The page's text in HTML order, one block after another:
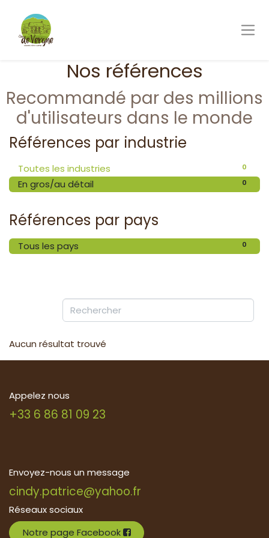
Nos références
Recommandé par des millions
d'utilisateurs dans le monde
Références par industrie
0
Toutes les industries
0
En gros/au détail
Références par pays
0
Tous les pays
Aucun résultat trouvé
Appelez nous
+33 6 86 81 09 23
Envoyez-nous un message
cindy.patrice@yahoo.fr
Réseaux sociaux
Notre page Facebook